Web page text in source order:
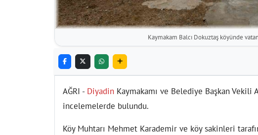
Kaymakam Balcı Dokuztaş köyünde
AĞRI - Diyadin Kaymakamı ve Belediye Başkan
incelemelerde bulundu.
Köy Muhtarı Mehmet Karademir ve köy sakinleri